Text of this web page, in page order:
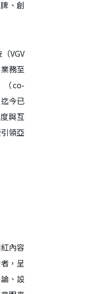
、創
VGV
務至
（co-
今已
與互
領亞
內容
，呈
、設